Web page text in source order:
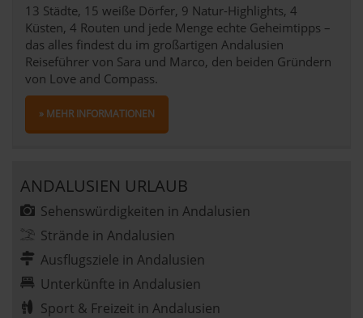
13 Städte, 15 weiße Dörfer, 9 Natur-Highlights, 4
Küsten, 4 Routen und jede Menge echte Geheimtipps –
das alles findest du im großartigen Andalusien
Reiseführer von Sara und Marco, den beiden Gründern
von Love and Compass.
» MEHR INFORMATIONEN
ANDALUSIEN URLAUB
Sehenswürdigkeiten in Andalusien
Strände in Andalusien
Ausflugsziele in Andalusien
Unterkünfte in Andalusien
Sport & Freizeit in Andalusien